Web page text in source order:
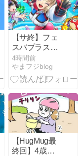
【サ終】フェ
スバプラスが
サービス終了
を発表、運営
ミスを振り返
ラ】【MIXI】
【フェスティ
バトル】
4時間前
やまフジblog
【HugMug最
終回】4歳、